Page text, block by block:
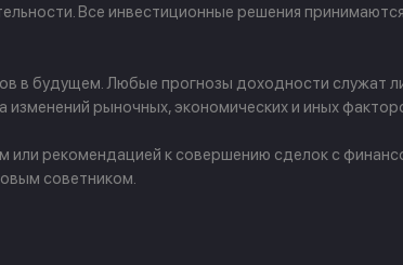
Все инвестиционные решения
в будущем. Любые прогнозы доходности служат
изменений рыночных, экономических и иных
или рекомендацией к совершению сделок с
советником.